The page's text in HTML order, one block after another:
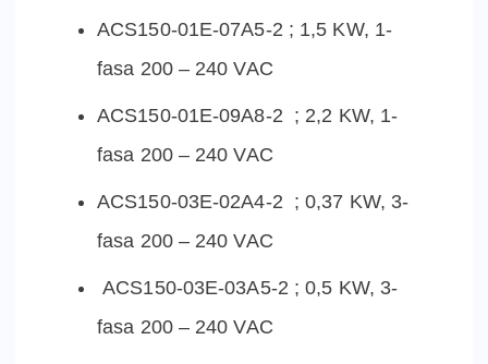
ACS150-01E-07A5-2 ; 1,5 KW, 1-
fasa 200 – 240 VAC
ACS150-01E-09A8-2 ; 2,2 KW, 1-
fasa 200 – 240 VAC
ACS150-03E-02A4-2 ; 0,37 KW, 3-
fasa 200 – 240 VAC
ACS150-03E-03A5-2 ; 0,5 KW, 3-
fasa 200 – 240 VAC